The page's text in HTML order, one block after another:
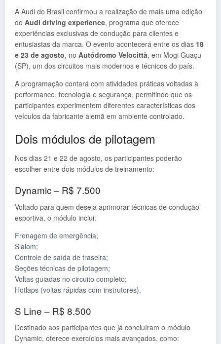
A Audi do Brasil confirmou a realização de mais uma edição
do Audi driving experience, programa que oferece
experiências exclusivas de condução para clientes e
entusiastas da marca. O evento acontecerá entre os dias 18
e 23 de agosto, no Autódromo Velocittà, em Mogi Guaçu
(SP), um dos circuitos mais modernos e técnicos do país.
A programação contará com atividades práticas voltadas à
performance, tecnologia e segurança, permitindo que os
participantes experimentem diferentes características dos
veículos da fabricante alemã em ambiente controlado.
Dois módulos de pilotagem
Nos dias 21 e 22 de agosto, os participantes poderão
escolher entre dois módulos de treinamento:
Dynamic – R$ 7.500
Voltado para quem deseja aprimorar técnicas de condução
esportiva, o módulo inclui:
Frenagem de emergência;
Slalom;
Controle de saída de traseira;
Seções técnicas de pilotagem;
Voltas guiadas no circuito completo;
Hotlaps (voltas rápidas com instrutores).
S Line – R$ 8.500
Destinado aos participantes que já concluíram o módulo
Dynamic, oferece exercícios mais avançados, como: